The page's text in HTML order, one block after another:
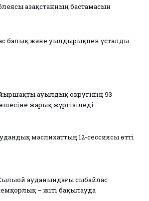
Қазақстанның бастамасын
балық және уылдырықпен ұсталды
ауылдық округінің 93
жарық жүргізіледі
мәслихаттың 12-сессиясы өтті
ауданындағы сыбайлас
– жіті бақылауда